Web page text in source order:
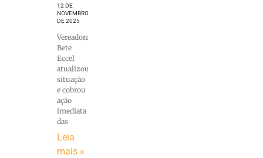
12 DE
NOVEMBRO
DE 2025
Vereadora
Bete
Eccel
atualizou
situação
e cobrou
ação
imediata
das
Leia
mais »